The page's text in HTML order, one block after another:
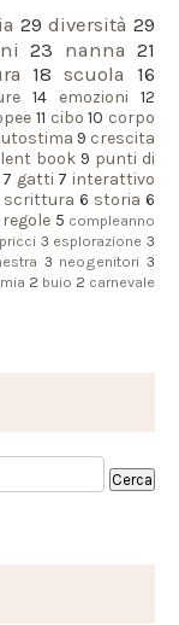
29 diversità 29
23 nanna 21
18 scuola 16
14 emozioni
12
11 cibo 10 corpo
9 crescita
book 9 punti di
7 gatti 7 interattivo
scrittura 6 storia 6
regole 5 compleanno
3 esplorazione 3
3 neogenitori 3
2 buio 2 carnevale